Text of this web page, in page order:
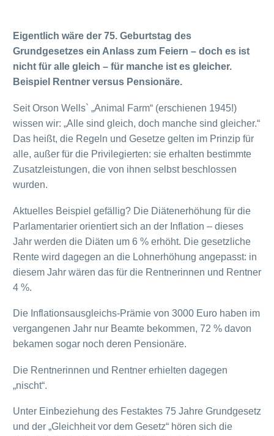
Eigentlich wäre der 75. Geburtstag des
Grundgesetzes ein Anlass zum Feiern – doch es ist
nicht für alle gleich – für manche ist es gleicher.
Beispiel Rentner versus Pensionäre.
Seit Orson Wells` „Animal Farm“ (erschienen 1945!)
wissen wir: „Alle sind gleich, doch manche sind gleicher.“
Das heißt, die Regeln und Gesetze gelten im Prinzip für
alle, außer für die Privilegierten: sie erhalten bestimmte
Zusatzleistungen, die von ihnen selbst beschlossen
wurden.
Aktuelles Beispiel gefällig? Die Diätenerhöhung für die
Parlamentarier orientiert sich an der Inflation – dieses
Jahr werden die Diäten um 6 % erhöht. Die gesetzliche
Rente wird dagegen an die Lohnerhöhung angepasst: in
diesem Jahr wären das für die Rentnerinnen und Rentner
4 %.
Die Inflationsausgleichs-Prämie von 3000 Euro haben im
vergangenen Jahr nur Beamte bekommen, 72 % davon
bekamen sogar noch deren Pensionäre.
Die Rentnerinnen und Rentner erhielten dagegen
„nischt“.
Unter Einbeziehung des Festaktes 75 Jahre Grundgesetz
und der „Gleichheit vor dem Gesetz“ hören sich die